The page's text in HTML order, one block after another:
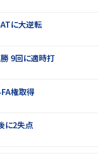
に大逆転
9回に適時打
権取得
に2失点